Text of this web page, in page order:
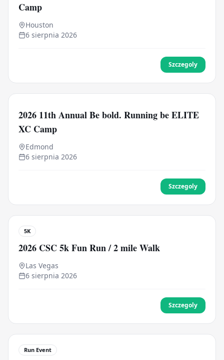
Camp
Houston
6 sierpnia 2026
Szczegoly
2026 11th Annual Be bold. Running be ELITE
XC Camp
Edmond
6 sierpnia 2026
Szczegoly
5K
2026 CSC 5k Fun Run / 2 mile Walk
Las Vegas
6 sierpnia 2026
Szczegoly
Run Event